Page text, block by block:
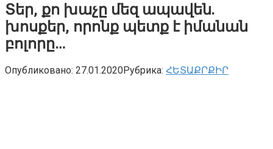
Տեր, քո խաչը մեզ ապավեն.
խոսքեր, որոնք պետք է իմանան
բոլորը…
Опубликовано: 27.01.2020Рубрика: ՀԵՏԱՔՐՔԻՐ